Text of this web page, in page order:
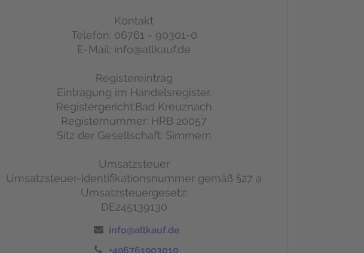
Kontakt
Telefon: 06761 - 90301-0
E-Mail: info@allkauf.de
Registereintrag
Eintragung im Handelsregister.
Registergericht:Bad Kreuznach
Registernummer: HRB 20057
Sitz der Gesellschaft: Simmern
Umsatzsteuer
Umsatzsteuer-Identifikationsnummer gemäß §27 a
Umsatzsteuergesetz:
DE245139130
info@allkauf.de
+496761903010